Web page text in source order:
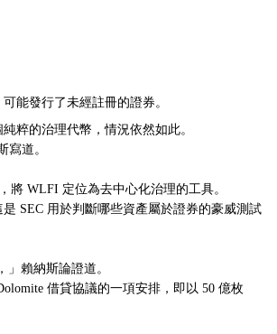
能發行了未經註冊的證券。
粹的治理代幣，情況依然如此。
寫道。
WLFI 定位為去中心化治理的工具。
SEC 用於判斷哪些資產屬於證券的豪威測試
賴納斯論證道。
借貸協議的一項安排，即以 50 億枚